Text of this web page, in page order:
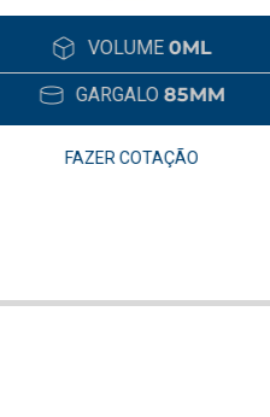
VOLUME 0ML
GARGALO 85MM
FAZER COTAÇÃO